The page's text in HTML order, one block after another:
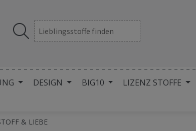
DESIGN BIG10 LIZENZ STOFFE
& LIEBE